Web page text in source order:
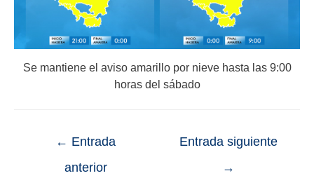
Se mantiene el aviso amarillo por nieve hasta las 9:00
horas del sábado
← Entrada
anterior
Entrada siguiente
→